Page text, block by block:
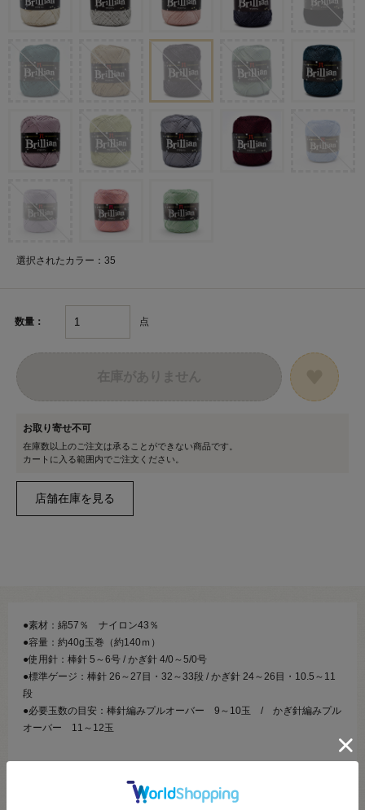
選択されたカラー：35
数量： 点
お取り寄せ不可
在庫数以上のご注文は承ることができない商品です。
カートに入る範囲内でご注文ください。
●素材：綿57％ ナイロン43％
●容量：約40g玉巻（約140ｍ）
●使用針：棒針 5～6号 / かぎ針 4/0～5/0号
●標準ゲージ：棒針 26～27目・32～33段 / かぎ針 24～26目・10.5～11
段
●必要玉数の目安：棒針編みプルオーバー 9～10玉 / かぎ針編みプル
オーバー 11～12玉
ラメにも似た光沢感が作品を際立たせるスーパーブライトヤーン。